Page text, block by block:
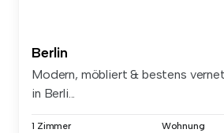
Berlin
Modern, möbliert & bestens
in Berli...
1 Zimmer Wohnung